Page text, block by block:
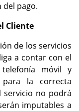
del pago.
Cliente
de los servicios
a contar con el
móvil y
la correcta
servicio no podrá
imputables a